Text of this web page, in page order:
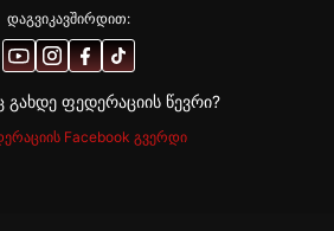
დაგვიკავშირდით:
გახდე ფედერაციის წევრი?
Facebook გვერდი